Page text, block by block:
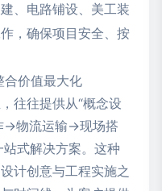
、电路铺设、美工装
，确保项目安全、按
合价值最大化
往往提供从“概念设
物流运输→现场搭
式解决方案。这种
计创意与工程实施之